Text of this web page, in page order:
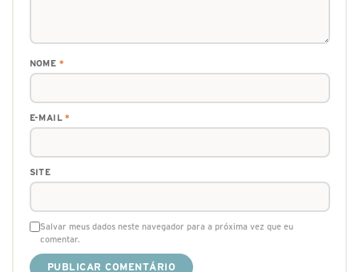
NOME *
E-MAIL*
SITE
Salvar meus dados neste navegador para a próxima vez que eu
comentar.